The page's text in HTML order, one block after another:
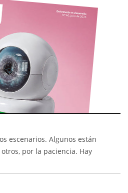
escenarios. Algunos están
por la paciencia. Hay